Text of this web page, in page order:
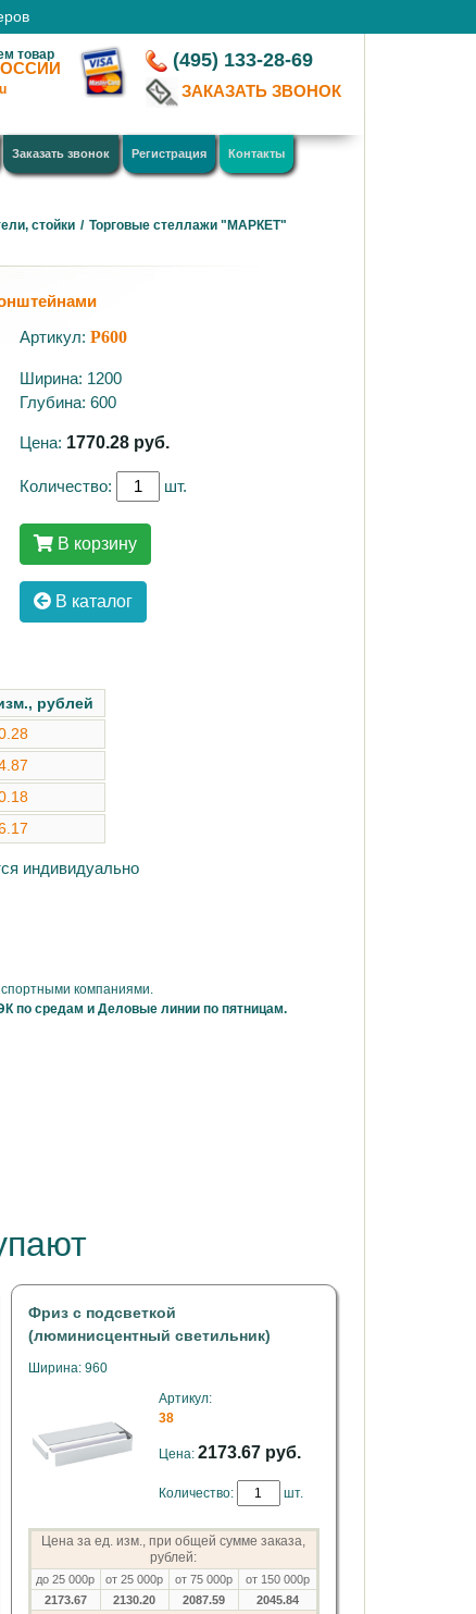
товар (495) 133-28-69
ЗАКАЗАТЬ ЗВОНОК
Заказать звонок Регистрация Контакты
стойки / Торговые стеллажи "МАРКЕТ"
Артикул:P600
Ширина: 1200
Глубина: 600
Цена: 1770.28 руб.
Количество: шт.
В корзину
В каталог
рублей
индивидуально
компаниями.
по средам и Деловые линии по пятницам.
Фриз с подсветкой
(люминисцентный светильник)
Ширина: 960
Артикул:
38
Цена: 2173.67 руб.
Количество: шт.
Цена за ед. изм., при общей сумме заказа,
рублей:
до 25 000р от 25 000р от 75 000р
от 150 000р
2173.67
2130.20 2087.59 2045.84